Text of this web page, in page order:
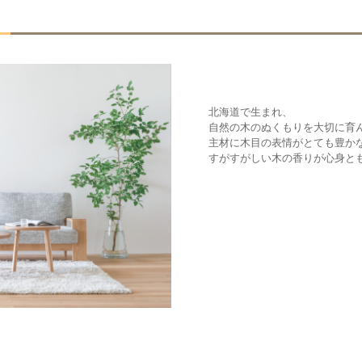
北海道で生まれ、
自然の木のぬくもりを大切に育
主材に木目の表情がとても豊か
すがすがしい木の香りが心身と